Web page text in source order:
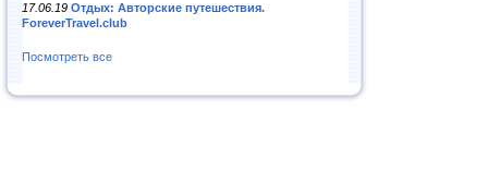
17.06.19 Отдых: Авторские путешествия.
ForeverTravel.club
Посмотреть все